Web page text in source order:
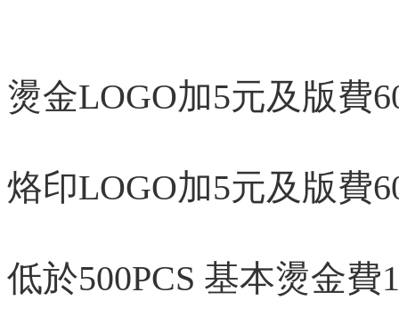
燙金LOGO加5元及版費
烙印LOGO加5元及版費
低於500PCS 基本燙金